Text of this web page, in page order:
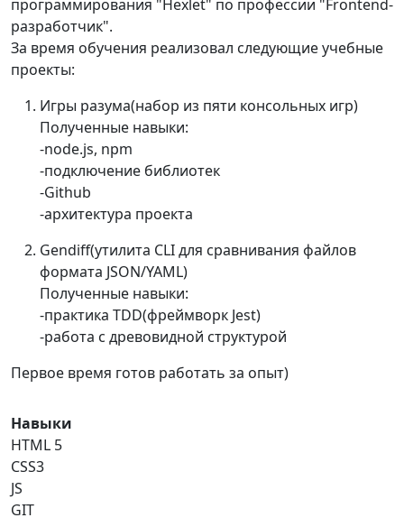
программирования "Hexlet" по профессии "Frontend-
разработчик".
За время обучения реализовал следующие учебные
проекты:
Игры разума(набор из пяти консольных игр)
Полученные навыки:
-node.js, npm
-подключение библиотек
-Github
-архитектура проекта
Gendiff(утилита CLI для сравнивания файлов
формата JSON/YAML)
Полученные навыки:
-практика TDD(фреймворк Jest)
-работа с древовидной структурой
Первое время готов работать за опыт)
Навыки
HTML 5
CSS3
JS
GIT